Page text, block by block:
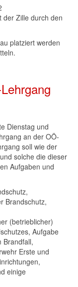
der Zille durch den
platziert werden
.
Dienstag und
an der OÖ-
soll wie der
und solche die dieser
Aufgaben und
,
Brandschutz,
(betrieblicher)
, Aufgabe
Brandfall,
Erste und
,
einige